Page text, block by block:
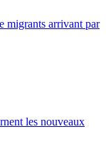
migrants arrivant par
les nouveaux